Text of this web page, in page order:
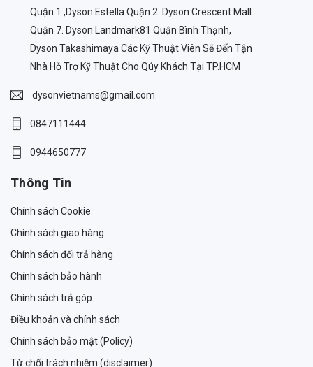
Quận 1 ,Dyson Estella Quận 2. Dyson Crescent Mall
Quận 7. Dyson Landmark81 Quận Bình Thạnh,
Dyson Takashimaya Các Kỹ Thuật Viên Sẽ Đến Tận
Nhà Hỗ Trợ Kỹ Thuật Cho Qúy Khách Tại TP.HCM
dysonvietnams@gmail.com
0847111444
0944650777
Thông Tin
Chính sách Cookie
Chính sách giao hàng
Chính sách đổi trả hàng
Chính sách bảo hành
Chính sách trả góp
Điều khoản và chính sách
Chính sách bảo mật (Policy)
Từ chối trách nhiệm (disclaimer)